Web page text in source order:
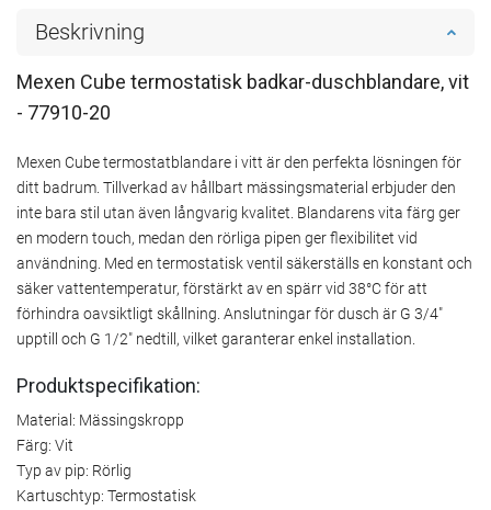
Beskrivning
Mexen Cube termostatisk badkar-duschblandare, vit
- 77910-20
Mexen Cube termostatblandare i vitt är den perfekta lösningen för
ditt badrum. Tillverkad av hållbart mässingsmaterial erbjuder den
inte bara stil utan även långvarig kvalitet. Blandarens vita färg ger
en modern touch, medan den rörliga pipen ger flexibilitet vid
användning. Med en termostatisk ventil säkerställs en konstant och
säker vattentemperatur, förstärkt av en spärr vid 38°C för att
förhindra oavsiktligt skållning. Anslutningar för dusch är G 3/4"
upptill och G 1/2" nedtill, vilket garanterar enkel installation.
Produktspecifikation:
Material: Mässingskropp
Färg: Vit
Typ av pip: Rörlig
Kartuschtyp: Termostatisk